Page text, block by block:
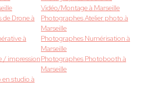
Vidéo/Montage à Marseille
Drone à
Photographes Atelier photo à
Marseille
à
Photographes Numérisation à
Marseille
/ impressionPhotographes Photobooth à
Marseille
studio à